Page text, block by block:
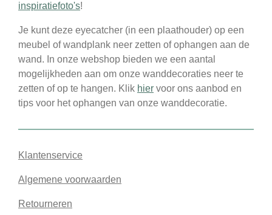
inspiratiefoto's!
Je kunt deze eyecatcher (in een plaathouder) op een
meubel of wandplank neer zetten of ophangen aan de
wand. In onze webshop bieden we een aantal
mogelijkheden aan om onze wanddecoraties neer te
zetten of op te hangen. Klik hier voor ons aanbod en
tips voor het ophangen van onze wanddecoratie.
Klantenservice
Algemene voorwaarden
Retourneren